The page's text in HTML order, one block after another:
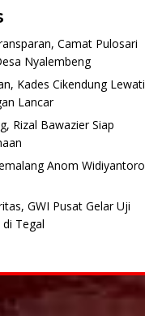
Camat Pulosari
Nyalembeng
Kades Cikendung Lewati
Lancar
Rizal Bawazier Siap
Anom Widiyantoro
GWI Pusat Gelar Uji
Tegal